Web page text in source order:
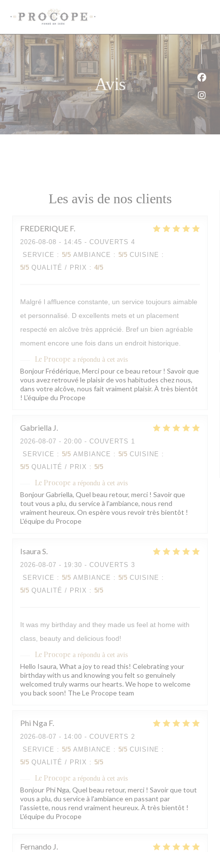
Avis
Les avis de nos clients
FREDERIQUE F
2026-08-08 - 14:45 - COUVERTS 4
SERVICE : 5/5 AMBIANCE : 5/5 CUISINE :
5/5 QUALITÉ / PRIX : 4/5
Malgré l affluence constante, un service toujours aimable
et personnalisé. D excellents mets et un placement
respecté en alcôve très apprécié. Bref un bien agréable
moment encore une fois dans un endroit historique.
Le Procope a répondu à cet avis
Bonjour Frédérique, Merci pour ce beau retour ! Savoir que
vous avez retrouvé le plaisir de vos habitudes chez nous,
dans votre alcôve, nous fait vraiment plaisir. À très bientôt
! L'équipe du Procope
Gabriella J
2026-08-07 - 20:00 - COUVERTS 1
SERVICE : 5/5 AMBIANCE : 5/5 CUISINE :
5/5 QUALITÉ / PRIX : 5/5
Le Procope a répondu à cet avis
Bonjour Gabriella, Quel beau retour, merci ! Savoir que
tout vous a plu, du service à l'ambiance, nous rend
vraiment heureux. On espère vous revoir très bientôt !
L'équipe du Procope
Isaura S
2026-08-07 - 19:30 - COUVERTS 3
SERVICE : 5/5 AMBIANCE : 5/5 CUISINE :
5/5 QUALITÉ / PRIX : 5/5
It was my birthday and they made us feel at home with
class, beauty and delicious food!
Le Procope a répondu à cet avis
Hello Isaura, What a joy to read this! Celebrating your
birthday with us and knowing you felt so genuinely
welcomed truly warms our hearts. We hope to welcome
you back soon! The Le Procope team
Phi Nga F
2026-08-07 - 14:00 - COUVERTS 2
SERVICE : 5/5 AMBIANCE : 5/5 CUISINE :
5/5 QUALITÉ / PRIX : 5/5
Le Procope a répondu à cet avis
Bonjour Phi Nga, Quel beau retour, merci ! Savoir que tout
vous a plu, du service à l'ambiance en passant par
l'assiette, nous rend vraiment heureux. À très bientôt !
L'équipe du Procope
Fernando J